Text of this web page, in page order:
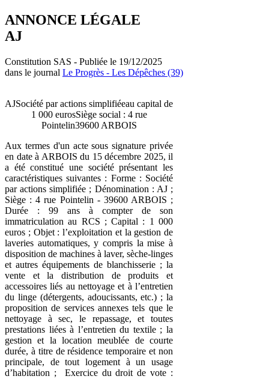
ANNONCE LÉGALE
AJ
Constitution SAS - Publiée le 19/12/2025
dans le journal Le Progrès - Les Dépêches (39)
AJSociété par actions simplifiéeau capital de
1 000 eurosSiège social : 4 rue
Pointelin39600 ARBOIS
Aux termes d'un acte sous signature privée
en date à ARBOIS du 15 décembre 2025, il
a été constitué une société présentant les
caractéristiques suivantes : Forme : Société
par actions simplifiée ; Dénomination : AJ ;
Siège : 4 rue Pointelin - 39600 ARBOIS ;
Durée : 99 ans à compter de son
immatriculation au RCS ; Capital : 1 000
euros ; Objet : l’exploitation et la gestion de
laveries automatiques, y compris la mise à
disposition de machines à laver, sèche-linges
et autres équipements de blanchisserie ; la
vente et la distribution de produits et
accessoires liés au nettoyage et à l’entretien
du linge (détergents, adoucissants, etc.) ; la
proposition de services annexes tels que le
nettoyage à sec, le repassage, et toutes
prestations liées à l’entretien du textile ; la
gestion et la location meublée de courte
durée, à titre de résidence temporaire et non
principale, de tout logement à un usage
d’habitation ; Exercice du droit de vote :